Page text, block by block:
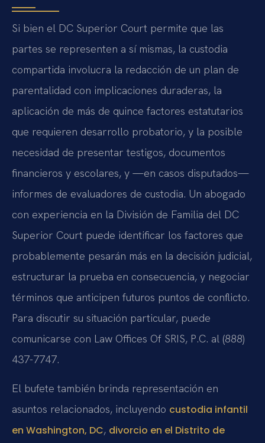
Si bien el DC Superior Court permite que las
partes se representen a sí mismas, la custodia
compartida involucra la redacción de un plan de
parentalidad con implicaciones duraderas, la
aplicación de más de quince factores estatutarios
que requieren desarrollo probatorio, y la posible
necesidad de presentar testigos, documentos
financieros y escolares, y —en casos disputados—
informes de evaluadores de custodia. Un abogado
con experiencia en la División de Familia del DC
Superior Court puede identificar los factores que
probablemente pesarán más en la decisión judicial,
estructurar la prueba en consecuencia, y negociar
términos que anticipen futuros puntos de conflicto.
Para discutir su situación particular, puede
comunicarse con Law Offices Of SRIS, P.C. al (888)
437-7747.
El bufete también brinda representación en
asuntos relacionados, incluyendo custodia infantil
en Washington, DC, divorcio en el Distrito de